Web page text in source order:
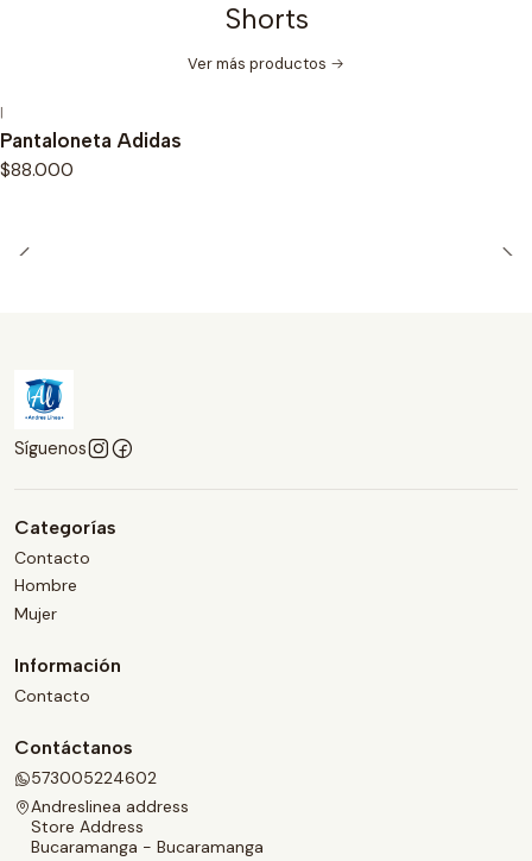
Shorts
Ver más productos
|
Pantaloneta Adidas
$88.000
Síguenos
Categorías
Contacto
Hombre
Mujer
Información
Contacto
Contáctanos
573005224602
Andreslinea address
Store Address
Bucaramanga - Bucaramanga